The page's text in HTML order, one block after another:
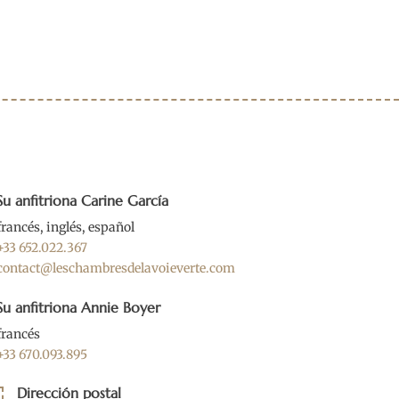
anfitriona Carine García
inglés, español
652.022.367
anfitriona Annie Boyer
670.093.895
Dirección postal